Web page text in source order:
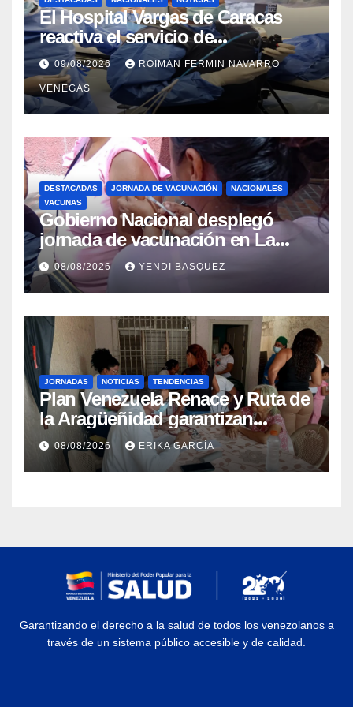
El Hospital Vargas de Caracas
reactiva el servicio de
Colangiopancreatografía
Retrógrada Endoscópica para
beneficiar a cientos de pacientes
09/08/2026 ROIMAN FERMIN NAVARRO
VENEGAS
DESTACADAS JORNADA DE VACUNACIÓN
NACIONALES
VACUNAS
Gobierno Nacional desplegó
jornada de vacunación en La
Guaira para garantizar protección
epidemiológica
08/08/2026 YENDI BASQUEZ
JORNADAS NOTICIAS TENDENCIAS
Plan Venezuela Renace y Ruta de
la Aragüeñidad garantizan
atención médica integral en
Aragua
08/08/2026 ERIKA GARCÍA
Garantizando el derecho a la salud de todos los venezolanos a
través de un sistema público accesible y de calidad.